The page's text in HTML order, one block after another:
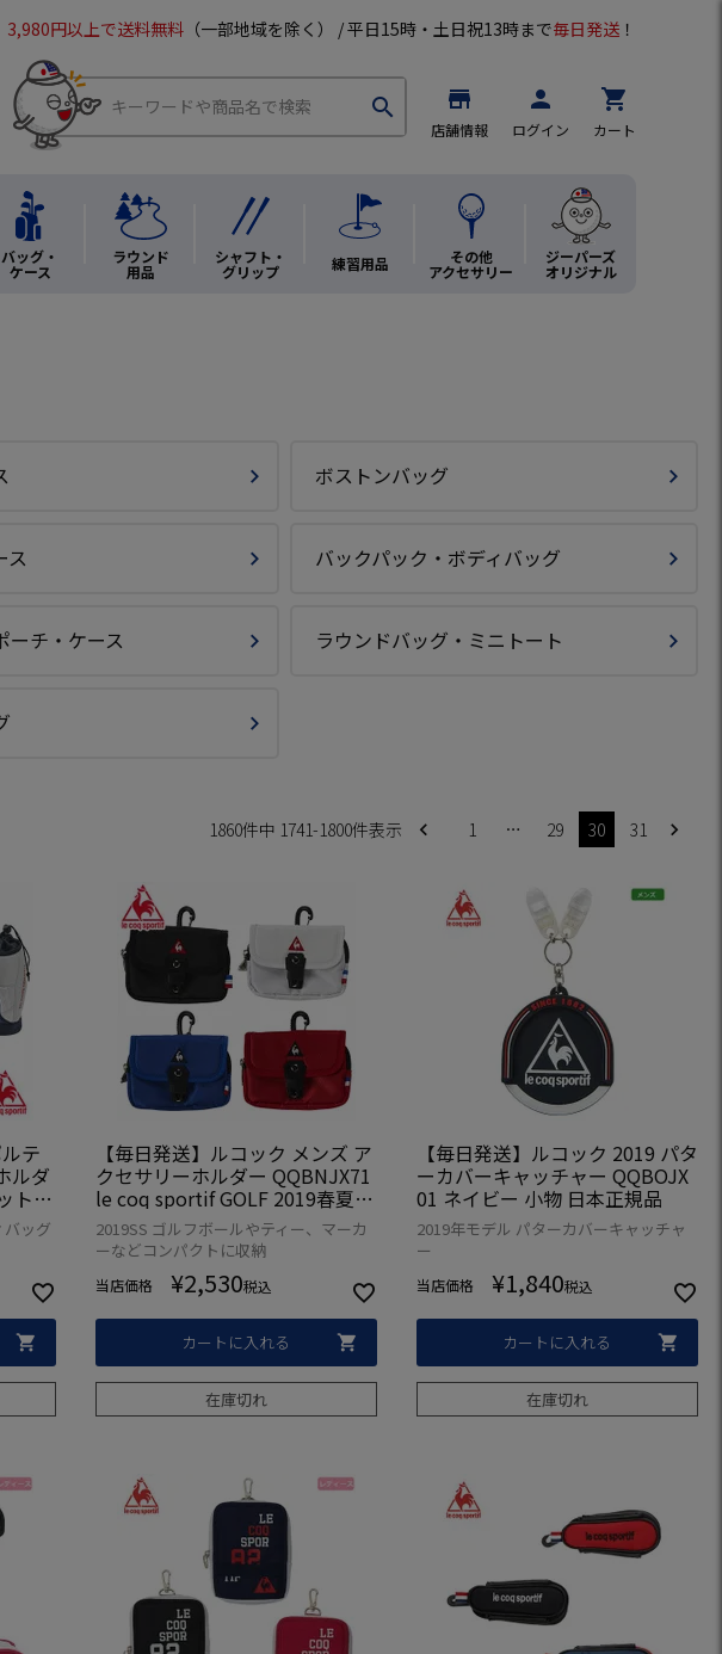
3,980円以上で送料無料 （一部地域を除く） / 平日15時・土日祝13時まで毎日発送 ！
search store
店舗情報
person
ログイン
shopping_cart
カート
バッグ・
ケース
ラウンド
用品
シャフト・
グリップ 練習用品 その他
アクセサリー
ジーパーズ
オリジナル
ボストンバッグ
ス バックパック・ボディバッグ
ーチ・ケース ラウンドバッグ・ミニトート
1860件中 1741-1800件表示 1 … 29 30 31
テ
ルダ
トボ
ッグ
【毎日発送】ルコック メンズ ア
クセサリーホルダー QQBNJX71
le coq sportif GOLF 2019春夏
日本正規品
2019SS ゴルフボールやティー、マーカ
ーなどコンパクトに収納
当店価格 ¥2,530税込
カートに入れる
在庫切れ
【毎日発送】ルコック 2019 パタ
ーカバーキャッチャー QQBOJX
01 ネイビー 小物 日本正規品
2019年モデル パターカバーキャッチャ
ー
当店価格 ¥1,840税込
カートに入れる
在庫切れ